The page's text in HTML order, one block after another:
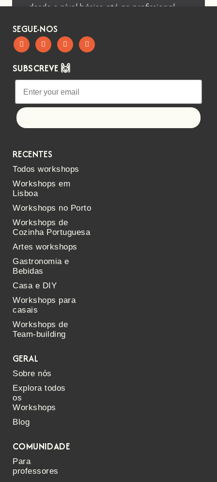
desde o nível básico até ao profissional
SEGUE-NOS
SUBSCREVE 🙌
RECENTES
Todos workshops
Workshops em
Lisboa
Workshops no Porto
Workshops de
Cozinha Portuguesa
Artes workshops
Gastronomia e
Bebidas
Casa e DIY
Workshops para
casais
Workshops de
Team-building
GERAL
Sobre nós
Explora todos
os
Workshops
Blog
COMUNIDADE
Para
professores